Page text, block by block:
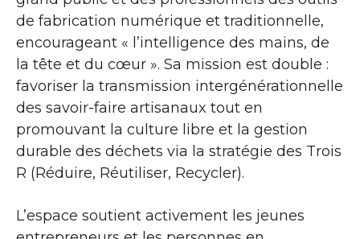
de fabrication numérique et traditionnelle,
encourageant « l’intelligence des mains, de
la tête et du cœur ». Sa mission est double :
favoriser la transmission intergénérationnelle
des savoir-faire artisanaux tout en
promouvant la culture libre et la gestion
durable des déchets via la stratégie des Trois
R (Réduire, Réutiliser, Recycler).
L’espace soutient activement les jeunes